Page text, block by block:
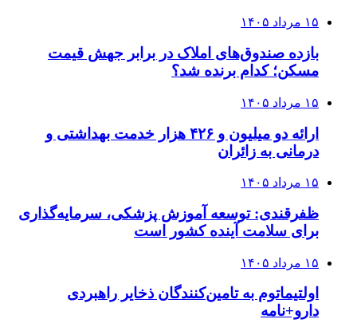
۱۵ مرداد ۱۴۰۵
بازده صندوق‌های املاک در برابر جهش قیمت
مسکن؛ کدام برنده شد؟
۱۵ مرداد ۱۴۰۵
ارائه دو میلیون و ۴۲۶ هزار خدمت بهداشتی و
درمانی به زائران
۱۵ مرداد ۱۴۰۵
ظفرقندی: توسعه آموزش پزشکی، سرمایه‌گذاری
برای سلامت آینده کشور است
۱۵ مرداد ۱۴۰۵
اولتیماتوم به تامین‌کنندگان ذخایر راهبردی
دارو+نامه